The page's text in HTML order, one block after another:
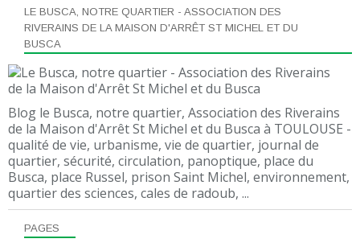
LE BUSCA, NOTRE QUARTIER - ASSOCIATION DES
RIVERAINS DE LA MAISON D'ARRÊT ST MICHEL ET DU
BUSCA
Blog le Busca, notre quartier, Association des Riverains
de la Maison d'Arrêt St Michel et du Busca à TOULOUSE -
qualité de vie, urbanisme, vie de quartier, journal de
quartier, sécurité, circulation, panoptique, place du
Busca, place Russel, prison Saint Michel, environnement,
quartier des sciences, cales de radoub, ...
PAGES